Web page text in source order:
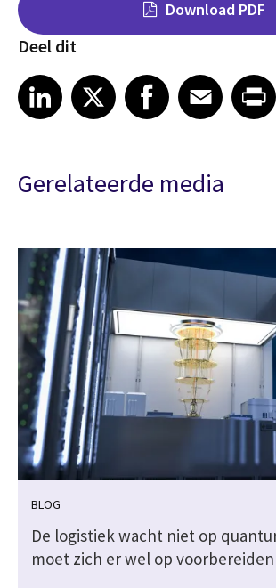
Download PDF
Deel dit
Share on LinkedIn
LinkedIn
Share on X Share on Facebook
Facebook
Share on EmailEmailShare on
Gerelateerde media
BLOG
De logistiek wacht niet op
moet zich er wel op voorbereiden